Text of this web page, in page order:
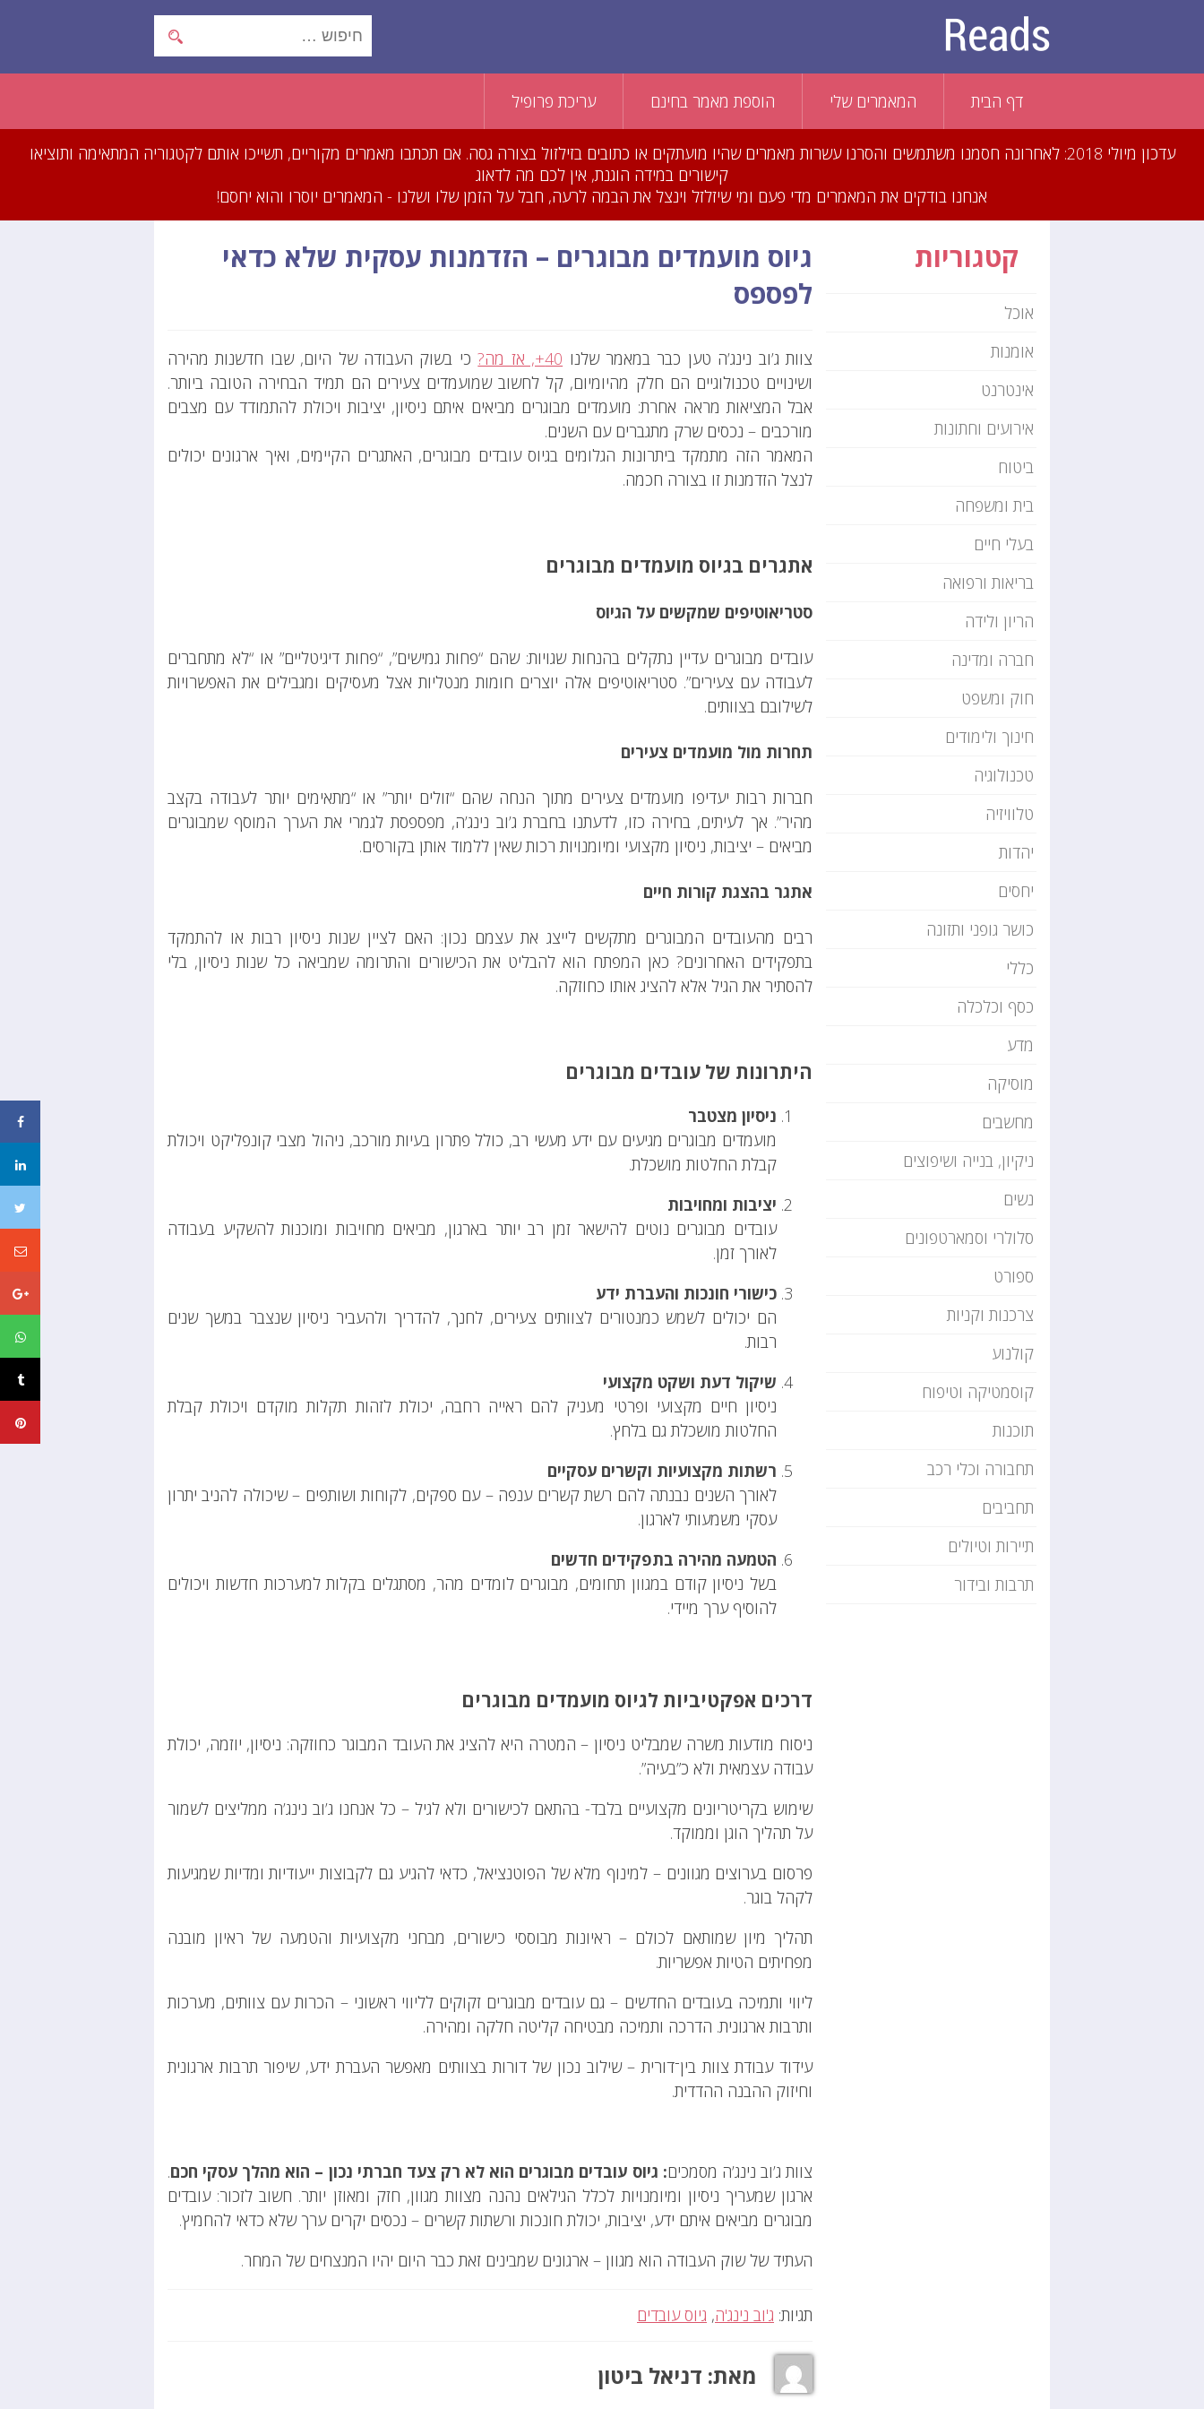
דף הבית המאמרים שלי הוספת מאמר בחינם עריכת פרופיל
עדכון מיולי 2018: לאחרונה חסמנו משתמשים והסרנו עשרות מאמרים שהיו מועתקים או כתובים בזילזול בצורה גסה. אם תכתבו מאמרים מקוריים, תשייכו אותם לקטגוריה המתאימה ותוציאו
קישורים במידה הוגנת, אין לכם מה לדאוג
אנחנו בודקים את המאמרים מדי פעם ומי שיזלזל וינצל את הבמה לרעה, חבל על הזמן שלו ושלנו - המאמרים יוסרו והוא יחסם!
גיוס מועמדים מבוגרים – הזדמנות עסקית שלא כדאי
לפספס
צוות ג’וב נינג’ה טען כבר במאמר שלנו 40+, אז מה?
כי בשוק העבודה של היום, שבו חדשנות מהירה
ושינויים טכנולוגיים הם חלק מהיומיום, קל לחשוב שמועמדים צעירים הם תמיד הבחירה הטובה ביותר.
אבל המציאות מראה אחרת: מועמדים מבוגרים מביאים איתם ניסיון, יציבות ויכולת להתמודד עם מצבים
מורכבים – נכסים שרק מתגברים עם השנים.
המאמר הזה מתמקד ביתרונות הגלומים בגיוס עובדים מבוגרים, האתגרים הקיימים, ואיך ארגונים יכולים
לנצל הזדמנות זו בצורה חכמה.
אתגרים בגיוס מועמדים מבוגרים
סטריאוטיפים שמקשים על הגיוס
עובדים מבוגרים עדיין נתקלים בהנחות שגויות: שהם “פחות גמישים”, “פחות דיגיטליים” או “לא מתחברים
לעבודה עם צעירים”. סטריאוטיפים אלה יוצרים חומות מנטליות אצל מעסיקים ומגבילים את האפשרויות
לשילובם בצוותים.
תחרות מול מועמדים צעירים
חברות רבות יעדיפו מועמדים צעירים מתוך הנחה שהם “זולים יותר” או “מתאימים יותר לעבודה בקצב
מהיר”. אך לעיתים, בחירה כזו, לדעתנו בחברת ג’וב נינג’ה, מפספסת לגמרי את הערך המוסף שמבוגרים
מביאים – יציבות, ניסיון מקצועי ומיומנויות רכות שאין ללמוד אותן בקורסים.
אתגר בהצגת קורות חיים
רבים מהעובדים המבוגרים מתקשים לייצג את עצמם נכון: האם לציין שנות ניסיון רבות או להתמקד
בתפקידים האחרונים? כאן המפתח הוא להבליט את הכישורים והתרומה שמביאה כל שנות ניסיון, בלי
להסתיר את הגיל אלא להציג אותו כחוזקה.
היתרונות של עובדים מבוגרים
ניסיון מצטבר
מועמדים מבוגרים מגיעים עם ידע מעשי רב, כולל פתרון בעיות מורכב, ניהול מצבי קונפליקט ויכולת
קבלת החלטות מושכלת.
יציבות ומחויבות
עובדים מבוגרים נוטים להישאר זמן רב יותר בארגון, מביאים מחויבות ומוכנות להשקיע בעבודה
לאורך זמן.
כישורי חונכות והעברת ידע
הם יכולים לשמש כמנטורים לצוותים צעירים, לחנך, להדריך ולהעביר ניסיון שנצבר במשך שנים
רבות.
שיקול דעת ושקט מקצועי
ניסיון חיים מקצועי ופרטי מעניק להם ראייה רחבה, יכולת לזהות תקלות מוקדם ויכולת קבלת
החלטות מושכלת גם בלחץ.
רשתות מקצועיות וקשרים עסקיים
לאורך השנים נבנתה להם רשת קשרים ענפה – עם ספקים, לקוחות ושותפים – שיכולה להניב יתרון
עסקי משמעותי לארגון.
הטמעה מהירה בתפקידים חדשים
בשל ניסיון קודם במגוון תחומים, מבוגרים לומדים מהר, מסתגלים בקלות למערכות חדשות ויכולים
להוסיף ערך מיידי.
דרכים אפקטיביות לגיוס מועמדים מבוגרים
ניסוח מודעות משרה שמבליט ניסיון – המטרה היא להציג את העובד המבוגר כחוזקה: ניסיון, יוזמה, יכולת
עבודה עצמאית ולא כ”בעיה”.
שימוש בקריטריונים מקצועיים בלבד- בהתאם לכישורים ולא לגיל – כל אנחנו ג’וב נינג’ה ממליצים לשמור
על תהליך הוגן וממוקד.
פרסום בערוצים מגוונים – למינוף מלא של הפוטנציאל, כדאי להגיע גם לקבוצות ייעודיות ומדיות שמגיעות
לקהל בוגר.
תהליך מיון שמותאם לכולם – ראיונות מבוססי כישורים, מבחני מקצועיות והטמעה של ראיון מובנה
מפחיתים הטיות אפשריות.
ליווי ותמיכה בעובדים החדשים – גם עובדים מבוגרים זקוקים לליווי ראשוני – הכרות עם צוותים, מערכות
ותרבות ארגונית. הדרכה ותמיכה מבטיחה קליטה חלקה ומהירה.
עידוד עבודת צוות בין־דורית – שילוב נכון של דורות בצוותים מאפשר העברת ידע, שיפור תרבות ארגונית
וחיזוק ההבנה ההדדית.
צוות ג’וב נינג’ה מסמכים: גיוס עובדים מבוגרים הוא לא רק צעד חברתי נכון – הוא מהלך עסקי חכם.
ארגון שמעריך ניסיון ומיומנויות לכלל הגילאים נהנה מצוות מגוון, חזק ומאוזן יותר. חשוב לזכור: עובדים
מבוגרים מביאים איתם ידע, יציבות, יכולת חונכות ורשתות קשרים – נכסים יקרים ערך שלא כדאי להחמיץ.
העתיד של שוק העבודה הוא מגוון – ארגונים שמבינים זאת כבר היום יהיו המנצחים של המחר.
תגיות: ג'וב נינג'ה, גיוס עובדים
מאת: דניאל ביטון
קטגוריות
אוכל
אומנות
אינטרנט
אירועים וחתונות
ביטוח
בית ומשפחה
בעלי חיים
בריאות ורפואה
הריון ולידה
חברה ומדינה
חוק ומשפט
חינוך ולימודים
טכנולוגיה
טלוויזיה
יהדות
יחסים
כושר גופני ותזונה
כללי
כסף וכלכלה
מדע
מוסיקה
מחשבים
ניקיון, בנייה ושיפוצים
נשים
סלולרי וסמארטפונים
ספורט
צרכנות וקניות
קולנוע
קוסמטיקה וטיפוח
תוכנות
תחבורה וכלי רכב
תחביבים
תיירות וטיולים
תרבות ובידור